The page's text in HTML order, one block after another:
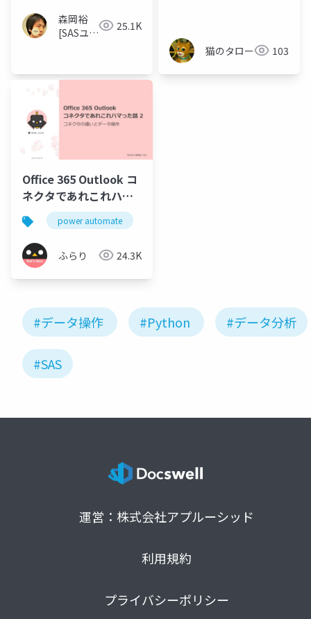
森岡裕
[SASユー
25.1K
猫のタロー 103
Office 365 Outlook コ
ネクタであれこれハマ
った話 2power automate
ふらり 24.3K
#データ操作 #Python #データ分析
#SAS
運営：株式会社アプルーシッド
利用規約
プライバシーポリシー